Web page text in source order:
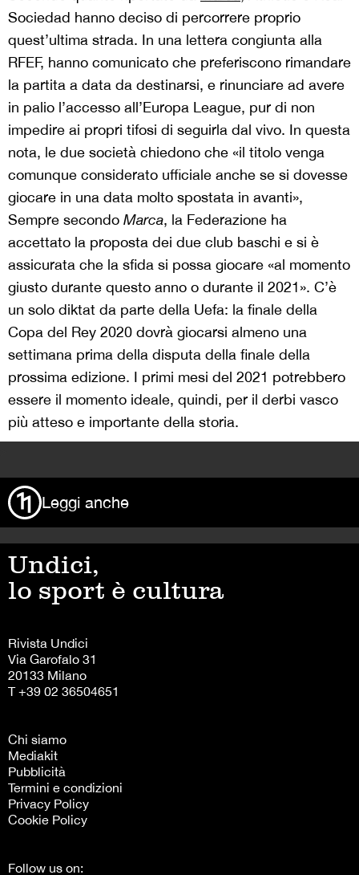
Sociedad hanno deciso di percorrere proprio
quest’ultima strada. In una lettera congiunta alla
RFEF, hanno comunicato che preferiscono rimandare
la partita a data da destinarsi, e rinunciare ad avere
in palio l’accesso all’Europa League, pur di non
impedire ai propri tifosi di seguirla dal vivo. In questa
nota, le due società chiedono che «il titolo venga
comunque considerato ufficiale anche se si dovesse
giocare in una data molto spostata in avanti»,
Sempre secondo Marca, la Federazione ha
accettato la proposta dei due club baschi e si è
assicurata che la sfida si possa giocare «al momento
giusto durante questo anno o durante il 2021». C’è
un solo diktat da parte della Uefa: la finale della
Copa del Rey 2020 dovrà giocarsi almeno una
settimana prima della disputa della finale della
prossima edizione. I primi mesi del 2021 potrebbero
essere il momento ideale, quindi, per il derbi vasco
più atteso e importante della storia.
Leggi anche
Undici,
lo sport è cultura
Rivista Undici
Via Garofalo 31
20133 Milano
T +39 02 36504651
Chi siamo
Mediakit
Pubblicità
Termini e condizioni
Privacy Policy
Cookie Policy
Follow us on: